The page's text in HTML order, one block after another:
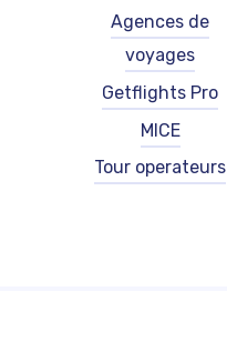
Footer
French
Agences de
voyages
Getflights Pro
MICE
Tour operateurs